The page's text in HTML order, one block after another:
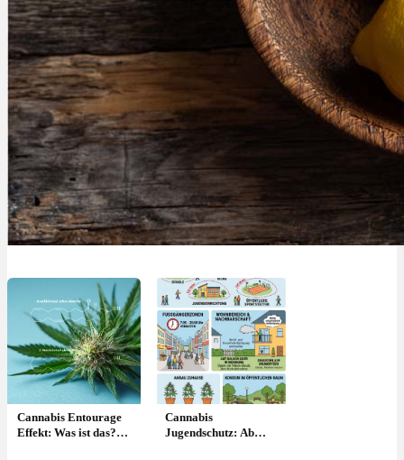
Zen TV
Erfahrungen
Login
Menü Menü
Cannabis Entourage
Effekt: Was ist das?
Cannabis
Jugendschutz: Ab